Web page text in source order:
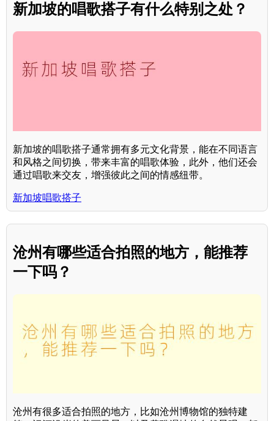
新加坡的唱歌搭子有什么特别之处？
新加坡的唱歌搭子通常拥有多元文化背景，能在不同语言
和风格之间切换，带来丰富的唱歌体验，此外，他们还会
通过唱歌来交友，增强彼此之间的情感纽带。
新加坡唱歌搭子
沧州有哪些适合拍照的地方，能推荐
一下吗？
沧州有很多适合拍照的地方，比如沧州博物馆的独特建